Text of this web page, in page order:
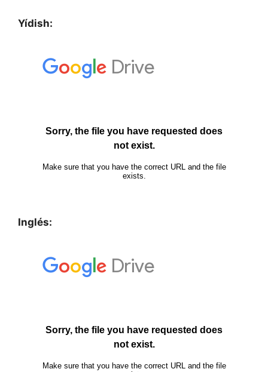
Yídish:
Inglés: